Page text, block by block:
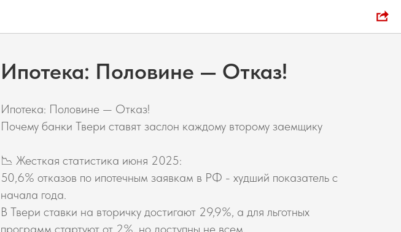
Ипотека: Половине — Отказ!
Ипотека: Половине — Отказ!
Почему банки Твери ставят заслон каждому второму заемщику
📉 Жесткая статистика июня 2025:
50,6% отказов по ипотечным заявкам в РФ - худший показатель с
начала года.
В Твери ставки на вторичку достигают 29,9%, а для льготных
программ стартуют от 2%, но доступны не всем.